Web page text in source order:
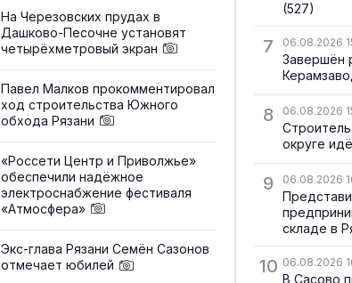
На Черезовских прудах в
Дашково-Песочне установят
четырёхметровый экран
Павел Малков прокомментировал
ход строительства Южного
обхода Рязани
«Россети Центр и Приволжье»
обеспечили надёжное
электроснабжение фестиваля
«Атмосфера»
Экс-глава Рязани Семён Сазонов
отмечает юбилей
(527)
7 06.08.2026
Завершён
8 06.08.2026
округе
9 06.08.2026
складе в
10 06.08.2026
В Сасово